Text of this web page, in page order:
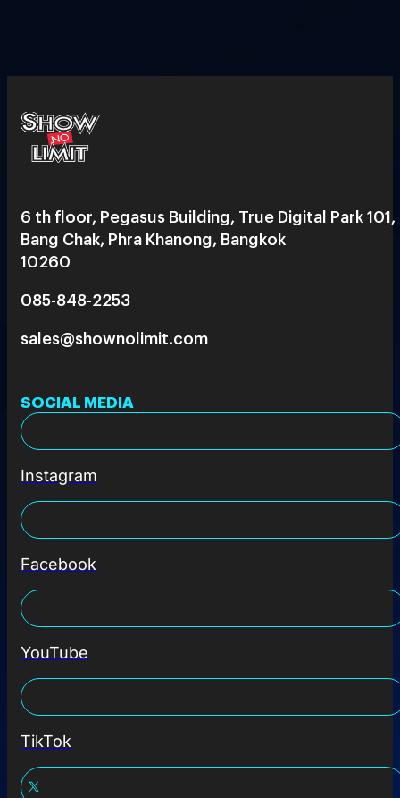
6 th floor, Pegasus Building, True Digital Park 101,
Bang Chak, Phra Khanong, Bangkok
10260
085-848-2253
sales@shownolimit.com
SOCIAL MEDIA
Instagram
Facebook
YouTube
TikTok